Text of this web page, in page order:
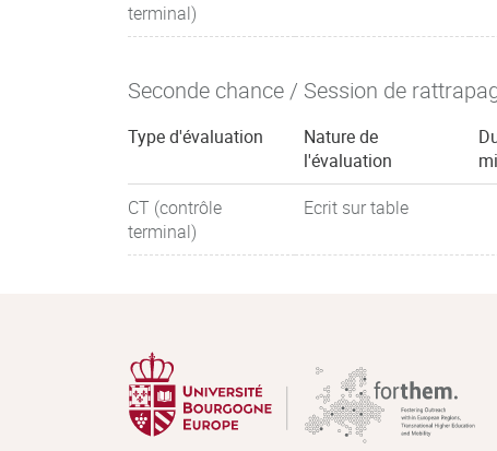
terminal)
Seconde chance / Session de
Type d'évaluation
Nature de
l'évaluation
CT (contrôle
terminal)
Ecrit sur table